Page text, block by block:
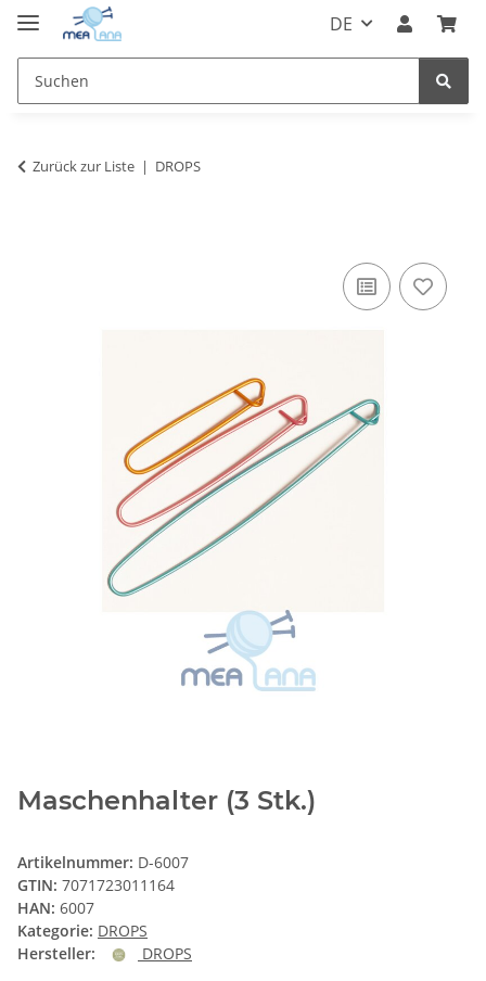
DE
Zurück zur Liste DROPS
Maschenhalter (3 Stk.)
Artikelnummer: D-6007
GTIN: 7071723011164
HAN: 6007
Kategorie: DROPS
Hersteller:
DROPS